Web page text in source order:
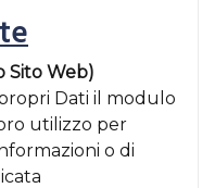
Sito Web)
Dati il modulo
utilizzo per
o di